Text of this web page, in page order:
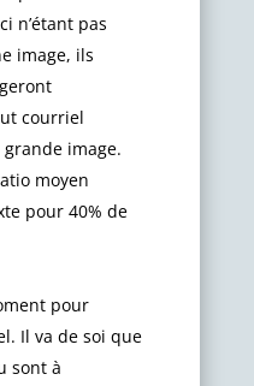
n’étant pas
image, ils
courriel
image.
moyen
pour 40% de
pour
Il va de soi que
sont à